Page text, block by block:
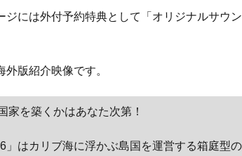
ジには外付予約特典として「オリジナルサウ
外版紹介映像です。
家を築くかはあなた次第！
6」はカリブ海に浮かぶ島国を運営する箱庭型